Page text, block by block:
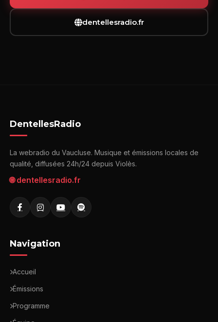
dentellesradio.fr
DentellesRadio
La webradio du Vaucluse. Musique et émissions locales de
qualité, diffusées 24h/24 depuis Violès.
🌐 dentellesradio.fr
Navigation
Accueil
Émissions
Programme